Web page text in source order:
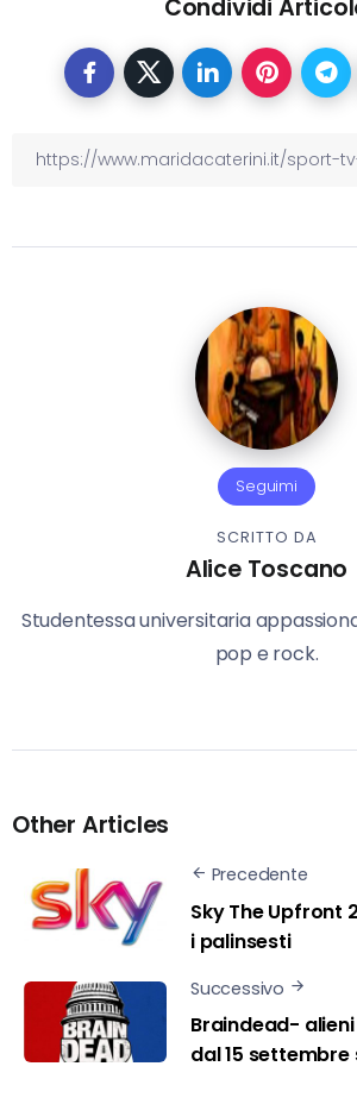
Condividi
Seguimi
SCRITTO DA
Alice Toscano
Studentessa universitaria
pop e rock.
Other Articles
Precedente
Sky The Upfront
i palinsesti
Successivo
Braindead-
dal 15 settembre